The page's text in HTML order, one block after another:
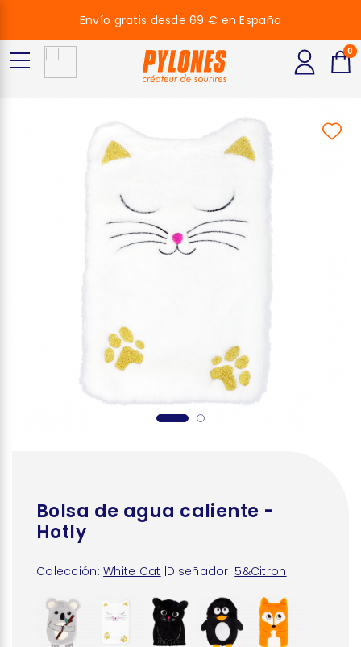
Bolsa de agua caliente -
Hotly
Colección: White Cat Diseñador: 5&Citron
Envío gratis desde 69 € en España
0